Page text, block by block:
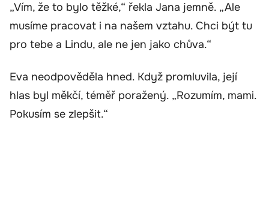
„Vím, že to bylo těžké,“ řekla Jana jemně. „Ale
musíme pracovat i na našem vztahu. Chci být tu
pro tebe a Lindu, ale ne jen jako chůva.“
Eva neodpověděla hned. Když promluvila, její
hlas byl měkčí, téměř poražený. „Rozumím, mami.
Pokusím se zlepšit.“